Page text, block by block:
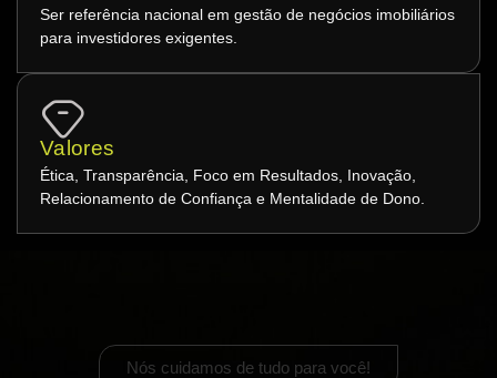
Ser referência nacional em gestão de negócios imobiliários
para investidores exigentes.
Valores
Ética, Transparência, Foco em Resultados, Inovação,
Relacionamento de Confiança e Mentalidade de Dono.
Nós cuidamos de tudo para você!